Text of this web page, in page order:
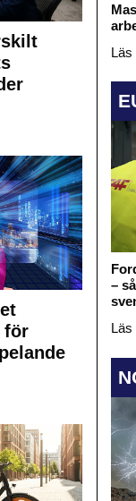
för
Läs
–
Läs